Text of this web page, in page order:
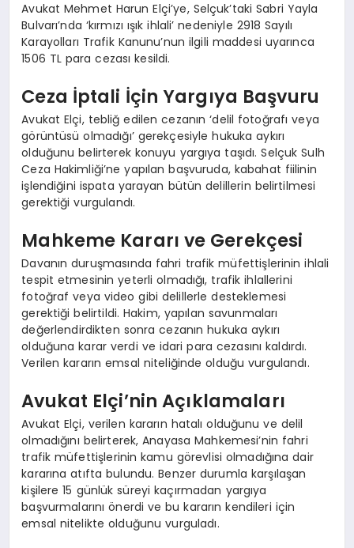
Avukat Mehmet Harun Elçi’ye, Selçuk’taki Sabri Yayla
Bulvarı’nda ‘kırmızı ışık ihlali’ nedeniyle 2918 Sayılı
Karayolları Trafik Kanunu’nun ilgili maddesi uyarınca
1506 TL para cezası kesildi.
Ceza İptali İçin Yargıya Başvuru
Avukat Elçi, tebliğ edilen cezanın ‘delil fotoğrafı veya
görüntüsü olmadığı’ gerekçesiyle hukuka aykırı
olduğunu belirterek konuyu yargıya taşıdı. Selçuk Sulh
Ceza Hakimliği’ne yapılan başvuruda, kabahat fiilinin
işlendiğini ispata yarayan bütün delillerin belirtilmesi
gerektiği vurgulandı.
Mahkeme Kararı ve Gerekçesi
Davanın duruşmasında fahri trafik müfettişlerinin ihlali
tespit etmesinin yeterli olmadığı, trafik ihlallerini
fotoğraf veya video gibi delillerle desteklemesi
gerektiği belirtildi. Hakim, yapılan savunmaları
değerlendirdikten sonra cezanın hukuka aykırı
olduğuna karar verdi ve idari para cezasını kaldırdı.
Verilen kararın emsal niteliğinde olduğu vurgulandı.
Avukat Elçi’nin Açıklamaları
Avukat Elçi, verilen kararın hatalı olduğunu ve delil
olmadığını belirterek, Anayasa Mahkemesi’nin fahri
trafik müfettişlerinin kamu görevlisi olmadığına dair
kararına atıfta bulundu. Benzer durumla karşılaşan
kişilere 15 günlük süreyi kaçırmadan yargıya
başvurmalarını önerdi ve bu kararın kendileri için
emsal nitelikte olduğunu vurguladı.